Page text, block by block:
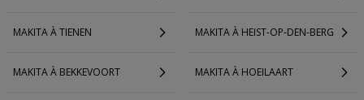
MAKITA À TIENEN MAKITA À HEIST-OP-DEN-BERG
MAKITA À BEKKEVOORT MAKITA À HOEILAART